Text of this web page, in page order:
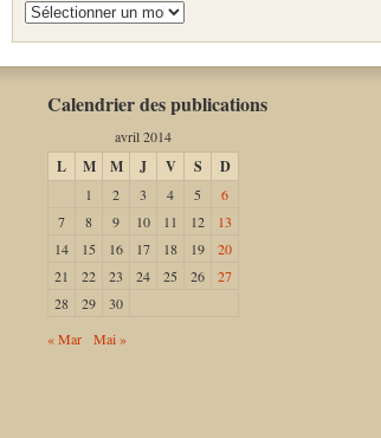
Archives
Calendrier des publications
avril 2014
L M M J V S D
1 2 3 4 5
6
7
8 9 10 11 12
13
14
15 16 17 18 19
20
21
22 23 24 25 26
27
28
29
30
« Mar
Mai »